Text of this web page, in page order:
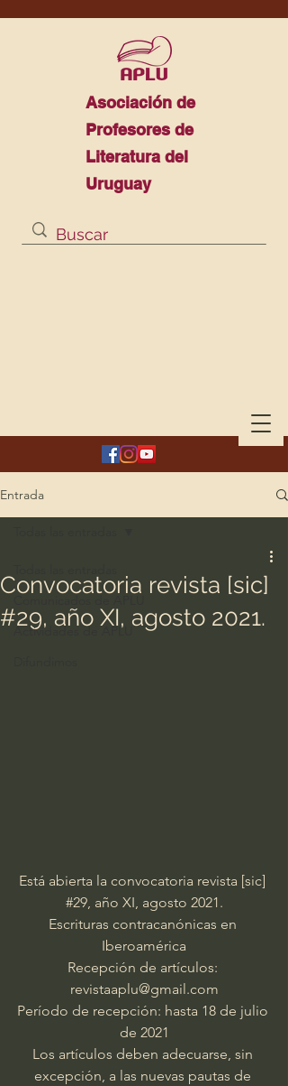
Asociación de
Profesores de
Literatura del
Uruguay
Entrada
Actividades de APLU
Convocatoria revista [sic]
#29, año XI, agosto 2021.
Está abierta la convocatoria revista [sic]
#29, año XI, agosto 2021.
Escrituras contracanónicas en
Iberoamérica
Recepción de artículos:
revistaaplu@gmail.com
Período de recepción: hasta 18 de julio
de 2021
Los artículos deben adecuarse, sin
excepción, a las nuevas pautas de